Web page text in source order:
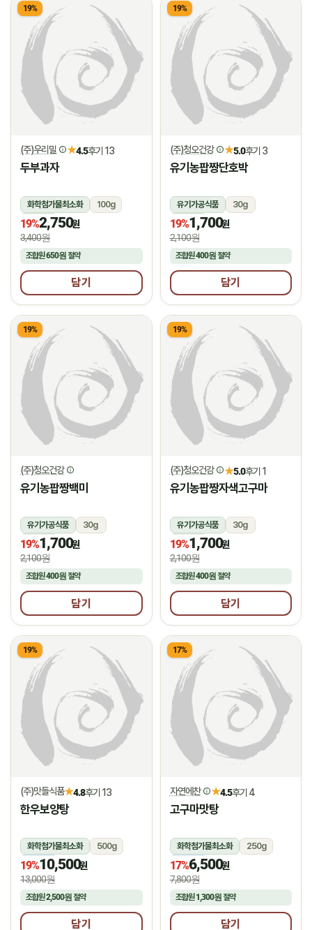
19%
(주)우리밀 ★4.5후기 13
두부과자
화학첨가물최소화
100g
상온
19%2,750원
3,400원
조합원650원 절약
담기
19%
(주)청오건강 ★5.0후기 3
유기농팝짱단호박
유기가공식품
30g
상온
19%1,700원
2,100원
조합원400원절약
담기
19%
(주)청오건강
유기농팝짱백미
유기가공식품
30g
상온
19%1,700원
2,100원
조합원400원 절약
담기
19%
(주)청오건강 ★5.0후기 1
유기농팝짱자색고구마
유기가공식품
30g
상온
19%1,700원
2,100원
조합원400원절약
담기
19%
(주)맛들식품★4.8후기 13
한우보양탕
화학첨가물최소화
500g
냉동
19%10,500원
13,000원
조합원2,500원 절약
담기
17%
자연에찬 ★4.5후기 4
고구마맛탕
화학첨가물최소화
250g
냉동
17%6,500원
7,800원
조합원1,300원절약
담기